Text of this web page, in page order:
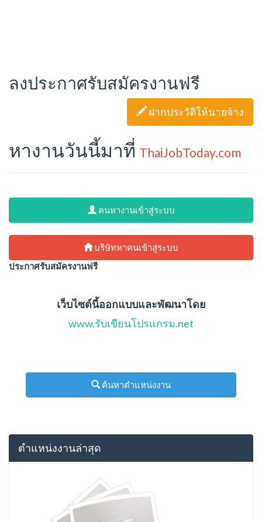
ลงประกาศรับสมัครงานฟรี
ฝากประวัติให้นายจ้าง
หางานวันนี้มาที่ ThaiJobToday.com
คนหางานเข้าสู่ระบบ
บริษัทหาคนเข้าสู่ระบบ
ประกาศรับสมัครงานฟรี
เว็บไซต์นี้ออกแบบและพัฒนาโดย
www.รับเขียนโปรแกรม.net
ค้นหาตำแหน่งงาน
ตำแหน่งงานล่าสุด